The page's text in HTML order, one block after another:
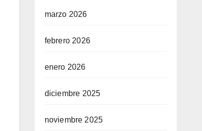
marzo 2026
febrero 2026
enero 2026
diciembre 2025
noviembre 2025